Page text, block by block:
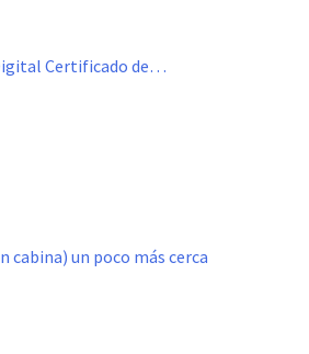
Certificado de…
cabina) un poco más cerca